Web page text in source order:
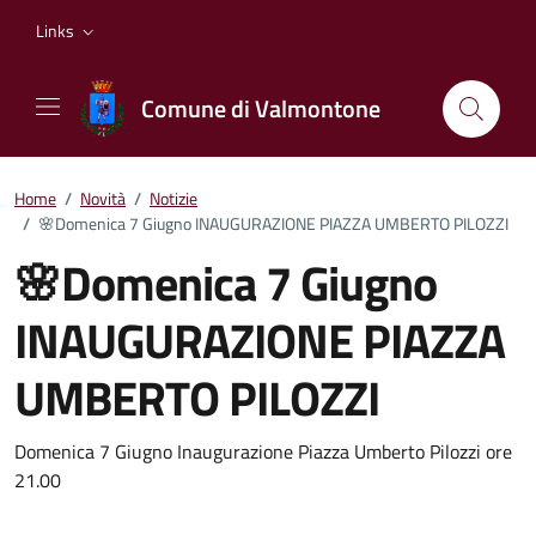
Links
Comune di Valmontone
Home / Novità / Notizie
/ 🌸Domenica 7 Giugno INAUGURAZIONE PIAZZA UMBERTO PILOZZI
🌸Domenica 7 Giugno
INAUGURAZIONE PIAZZA
UMBERTO PILOZZI
Dettagli della notizia
Domenica 7 Giugno Inaugurazione Piazza Umberto Pilozzi ore
21.00